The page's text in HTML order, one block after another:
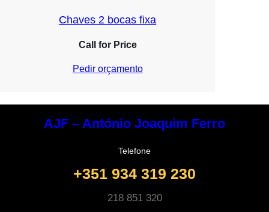
Chaves 2 bocas fixa
Call for Price
Pedir orçamento
AJF – António Joaquim Ferro
Telefone
+351 934 319 230
218 851 320